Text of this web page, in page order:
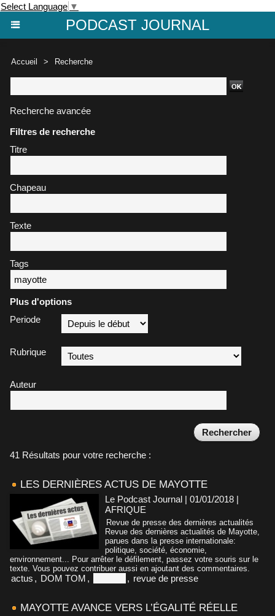
Select Language ▼
PODCAST JOURNAL
Accueil > Recherche
Recherche avancée
Filtres de recherche
Titre
Chapeau
Texte
Tags
Plus d'options
Periode
Rubrique
Auteur
41 Résultats pour votre recherche :
LES DERNIÈRES ACTUS DE MAYOTTE
Le Podcast Journal | 01/01/2018 |
AFRIQUE
Revue de presse des dernières actualités
Revue des dernières actualités de Mayotte,
parues dans la presse internationale:
politique, société, économie,
environnement... Pour arrêter le défilement, passez votre souris sur le
texte. Vous pouvez contribuer aussi en ajoutant des commentaires.
actus , DOM TOM , , revue de presse
MAYOTTE AVANCE VERS L’ÉGALITÉ RÉELLE